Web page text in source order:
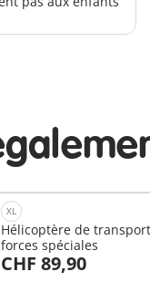
XL
Hélicoptère de
forces spéciales
CHF 89,90
Au panier